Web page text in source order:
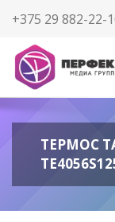
+375 29 882-22-
ТЕРМОС